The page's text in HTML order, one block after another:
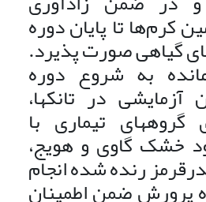
کرم‌ها تا پایان دوره
گیاهی صورت پذیرد.
به شروع دوره
آزمایشی در تانکها،
گروههای تیماری با
از کود خشک گاوی و هویج،
رنده شده انجام
پرورش ضمن اطمینان